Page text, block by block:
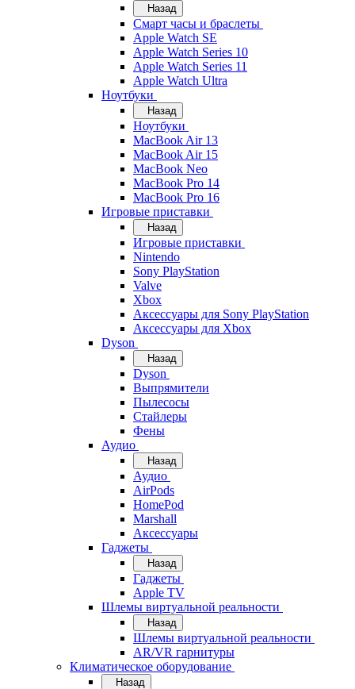
Назад
Смарт часы и браслеты
Apple Watch SE
Apple Watch Series 10
Apple Watch Series 11
Apple Watch Ultra
Ноутбуки
Назад
Ноутбуки
MacBook Air 13
MacBook Air 15
MacBook Neo
MacBook Pro 14
MacBook Pro 16
Игровые приставки
Назад
Игровые приставки
Nintendo
Sony PlayStation
Valve
Xbox
Аксессуары для Sony PlayStation
Аксессуары для Xbox
Dyson
Назад
Dyson
Выпрямители
Пылесосы
Стайлеры
Фены
Аудио
Назад
Аудио
AirPods
HomePod
Marshall
Аксессуары
Гаджеты
Назад
Гаджеты
Apple TV
Шлемы виртуальной реальности
Назад
Шлемы виртуальной реальности
AR/VR гарнитуры
Климатическое оборудование
Назад